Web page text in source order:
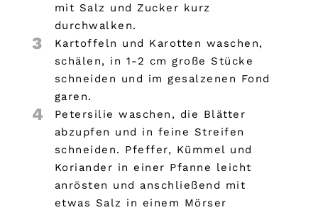
mit Salz und Zucker kurz
durchwalken.
3
Kartoffeln und Karotten waschen,
schälen, in 1-2 cm große Stücke
schneiden und im gesalzenen Fond
garen.
4
Petersilie waschen, die Blätter
abzupfen und in feine Streifen
schneiden. Pfeffer, Kümmel und
Koriander in einer Pfanne leicht
anrösten und anschließend mit
etwas Salz in einem Mörser